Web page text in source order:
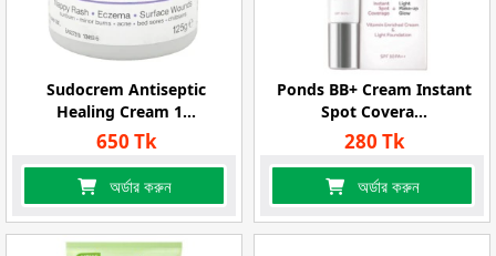
Sudocrem Antiseptic
Healing Cream 1...
650 Tk
অর্ডার করুন
Ponds BB+ Cream Instant
Spot Covera...
280 Tk
অর্ডার করুন